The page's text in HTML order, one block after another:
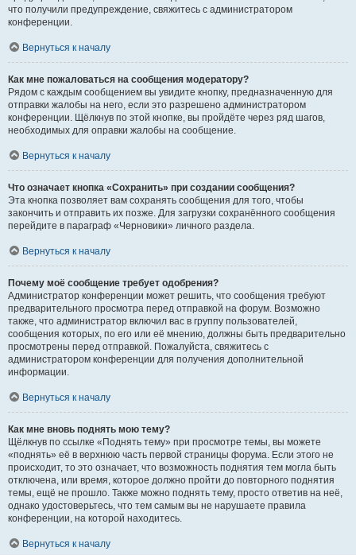
что получили предупреждение, свяжитесь с администратором
конференции.
Вернуться к началу
Как мне пожаловаться на сообщения модератору?
Рядом с каждым сообщением вы увидите кнопку, предназначенную для
отправки жалобы на него, если это разрешено администратором
конференции. Щёлкнув по этой кнопке, вы пройдёте через ряд шагов,
необходимых для оправки жалобы на сообщение.
Вернуться к началу
Что означает кнопка «Сохранить» при создании сообщения?
Эта кнопка позволяет вам сохранять сообщения для того, чтобы
закончить и отправить их позже. Для загрузки сохранённого сообщения
перейдите в параграф «Черновики» личного раздела.
Вернуться к началу
Почему моё сообщение требует одобрения?
Администратор конференции может решить, что сообщения требуют
предварительного просмотра перед отправкой на форум. Возможно
также, что администратор включил вас в группу пользователей,
сообщения которых, по его или её мнению, должны быть предварительно
просмотрены перед отправкой. Пожалуйста, свяжитесь с
администратором конференции для получения дополнительной
информации.
Вернуться к началу
Как мне вновь поднять мою тему?
Щёлкнув по ссылке «Поднять тему» при просмотре темы, вы можете
«поднять» её в верхнюю часть первой страницы форума. Если этого не
происходит, то это означает, что возможность поднятия тем могла быть
отключена, или время, которое должно пройти до повторного поднятия
темы, ещё не прошло. Также можно поднять тему, просто ответив на неё,
однако удостоверьтесь, что тем самым вы не нарушаете правила
конференции, на которой находитесь.
Вернуться к началу